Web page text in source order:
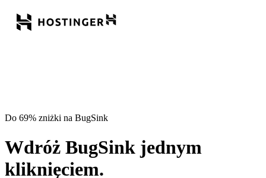
Do 69% zniżki na BugSink
Wdróż BugSink jednym
kliknięciem.